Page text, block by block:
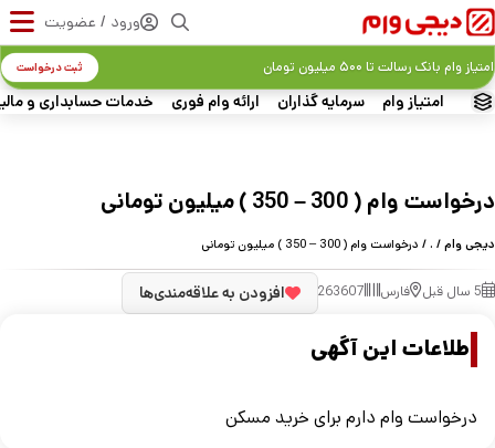
ورود / عضویت
امتیاز وام سرمایه گذاران ارائه وام فوری خدمات حسابداری و
امتیاز وام بانک رسالت تا ۵۰۰ میلیون تومان ثبت درخواست
درخواست وام ( 300 – 350 ) میلیون تومانی
دیجی وام/
. / درخواست وام ( 300 – 350 ) میلیون تومانی
5 سال قبل فارس 263607 افزودن به علاقه‌مندی‌ها
اطلاعات این آگهی
درخواست وام دارم برای خرید مسکن